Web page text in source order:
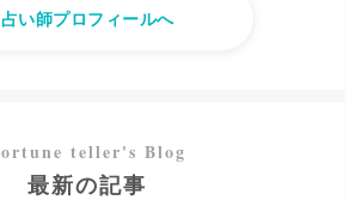
占い師プロフィールへ
最新の記事